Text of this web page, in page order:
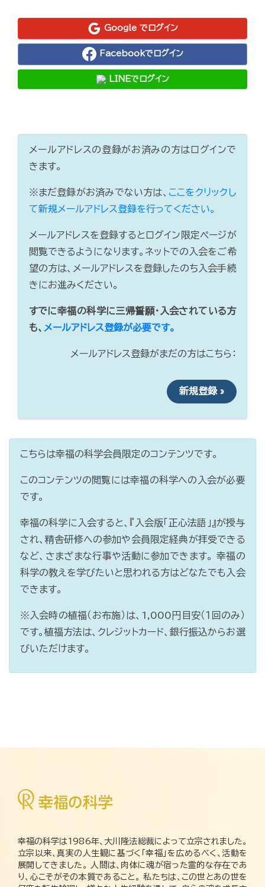
Google でログイン
Facebookでログイン
LINEでログイン
メールアドレスの登録がお済みの方はログインで
きます。
※まだ登録がお済みでない方は、 ここをクリックし
て新規メールアドレス登録を行ってください。
メールアドレスを登録するとログイン限定ページが
閲覧できるようになります。ネットでの入会をご希
望の方は、メールアドレスを登録したのち入会手続
きにお進みください。
すでに幸福の科学に三帰誓願・入会されている方
も、 メールアドレス登録が必要です。
メールアドレス登録がまだの方はこちら：
新規登録 »
こちらは幸福の科学会員限定のコンテンツです。
このコンテンツの閲覧には幸福の科学への入会が必要
です。
幸福の科学に入会すると、『入会版「正心法語」』が授与
され、精舎研修への参加や会員限定経典が拝受できる
など、さまざまな行事や活動に参加できます。 幸福の
科学の教えを学びたいと思われる方はどなたでも入会
できます。
※入会時の植福（お布施）は、1,000円目安（１回のみ）
です。植福方法は、クレジットカード、銀行振込からお選
びいただけます。
幸福の科学は1986年、大川隆法総裁によって立宗されました。
立宗以来、真実の人生観に基づく「幸福」を広めるべく、活動を
展開してきました。 人間は、肉体に魂が宿った霊的な存在であ
り、心こそがその本質であること。 私たちは、この世とあの世を